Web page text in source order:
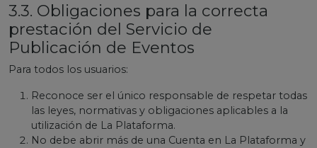
3.3. Obligaciones para la correcta
prestación del Servicio de
Publicación de Eventos
Para todos los usuarios:
Reconoce ser el único responsable de respetar todas
las leyes, normativas y obligaciones aplicables a la
utilización de La Plataforma.
No debe abrir más de una Cuenta en La Plataforma y